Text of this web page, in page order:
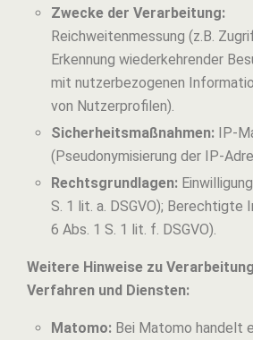
Zwecke der Verarbeitung:
Reichweitenmessung (z.B.
Erkennung wiederkehrender
mit nutzerbezogenen
von Nutzerprofilen).
Sicherheitsmaßnahmen:IP-
(Pseudonymisierung der IP-
Rechtsgrundlagen:
S. 1 lit. a. DSGVO); Berechtigte
6 Abs. 1 S. 1 lit. f. DSGVO).
Weitere Hinweise zu
Verfahren und Diensten:
Matomo: Bei Matomo handelt